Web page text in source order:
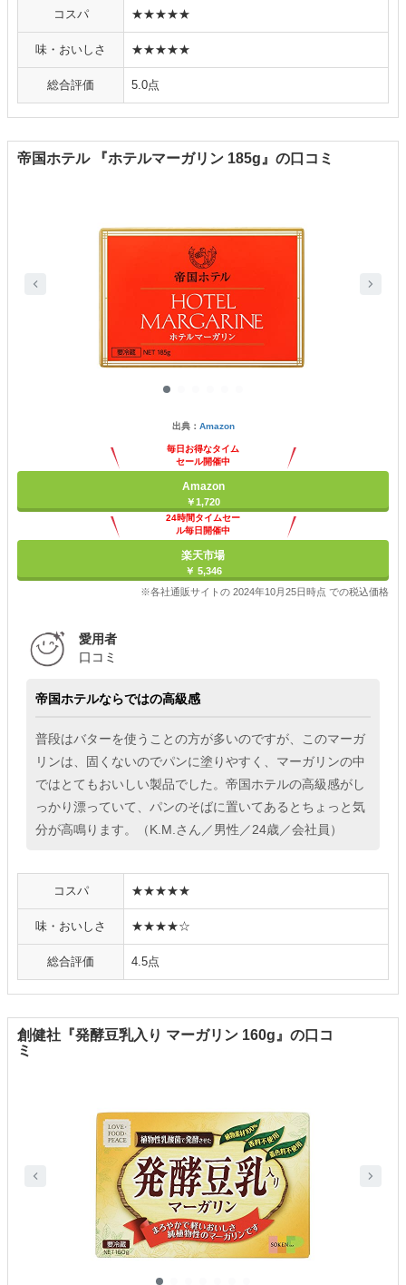
コスパ ★★★★★
味・おいしさ ★★★★★
総合評価 5.0点
帝国ホテル 『ホテルマーガリン 185g』の口コミ
出典： Amazon
毎日お得なタイム
セール開催中
Amazon
￥1,720
24時間タイムセー
ル毎日開催中
楽天市場
￥ 5,346
※各社通販サイトの 2024年10月25日時点 での税込価格
愛用者
口コミ
帝国ホテルならではの高級感
普段はバターを使うことの方が多いのですが、このマーガ
リンは、固くないのでパンに塗りやすく、マーガリンの中
ではとてもおいしい製品でした。帝国ホテルの高級感がし
っかり漂っていて、パンのそばに置いてあるとちょっと気
分が高鳴ります。（K.M.さん／男性／24歳／会社員）
コスパ ★★★★★
味・おいしさ ★★★★☆
総合評価 4.5点
創健社『発酵豆乳入り マーガリン 160g』の口コ
ミ